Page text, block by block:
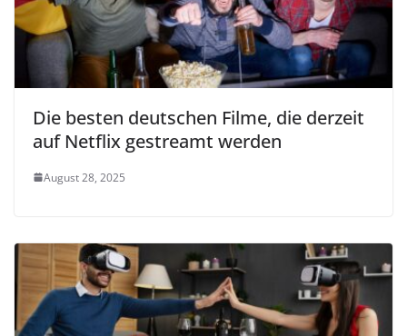
Die besten deutschen Filme, die derzeit
auf Netflix gestreamt werden
August 28, 2025